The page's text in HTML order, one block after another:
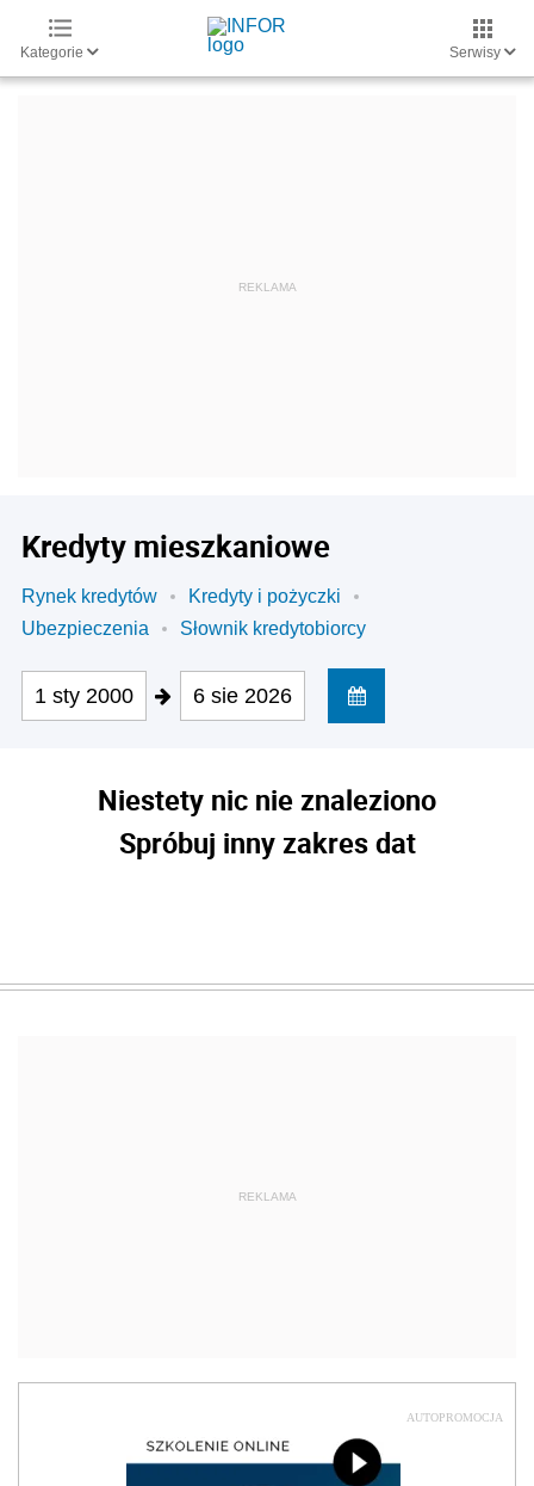
Kategorie Serwisy
Kredyty mieszkaniowe
Rynek kredytów
Kredyty i pożyczki
Ubezpieczenia
Słownik kredytobiorcy
1 sty 2000 6 sie 2026
Niestety nic nie znaleziono
Spróbuj inny zakres dat
REKLAMA
AUTOPROMOCJA